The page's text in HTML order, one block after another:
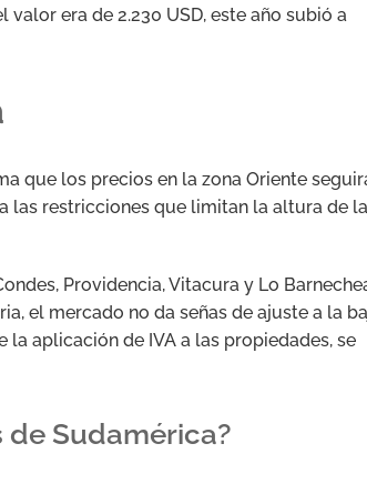
era de 2.230 USD, este año subió a
que los precios en la zona Oriente
las restricciones que limitan la altura de
Providencia, Vitacura y Lo
el mercado no da señas de ajuste a la
aplicación de IVA a las propiedades, se
de Sudamérica?